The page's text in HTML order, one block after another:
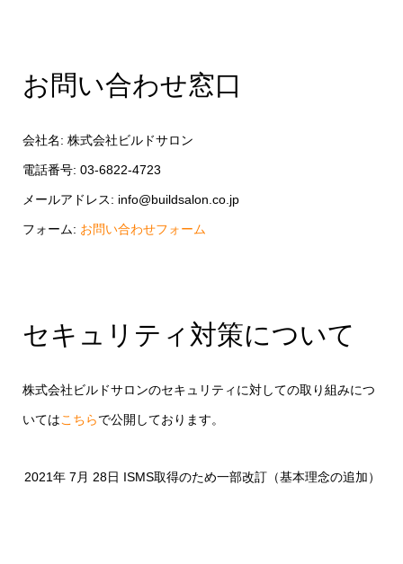
お問い合わせ窓口
会社名: 株式会社ビルドサロン
電話番号: 03-6822-4723
メールアドレス: info@buildsalon.co.jp
フォーム: お問い合わせフォーム
セキュリティ対策について
株式会社ビルドサロンのセキュリティに対しての取り組みにつ
いてはこちらで公開しております。
2021年 7月 28日 ISMS取得のため一部改訂（基本理念の追加）